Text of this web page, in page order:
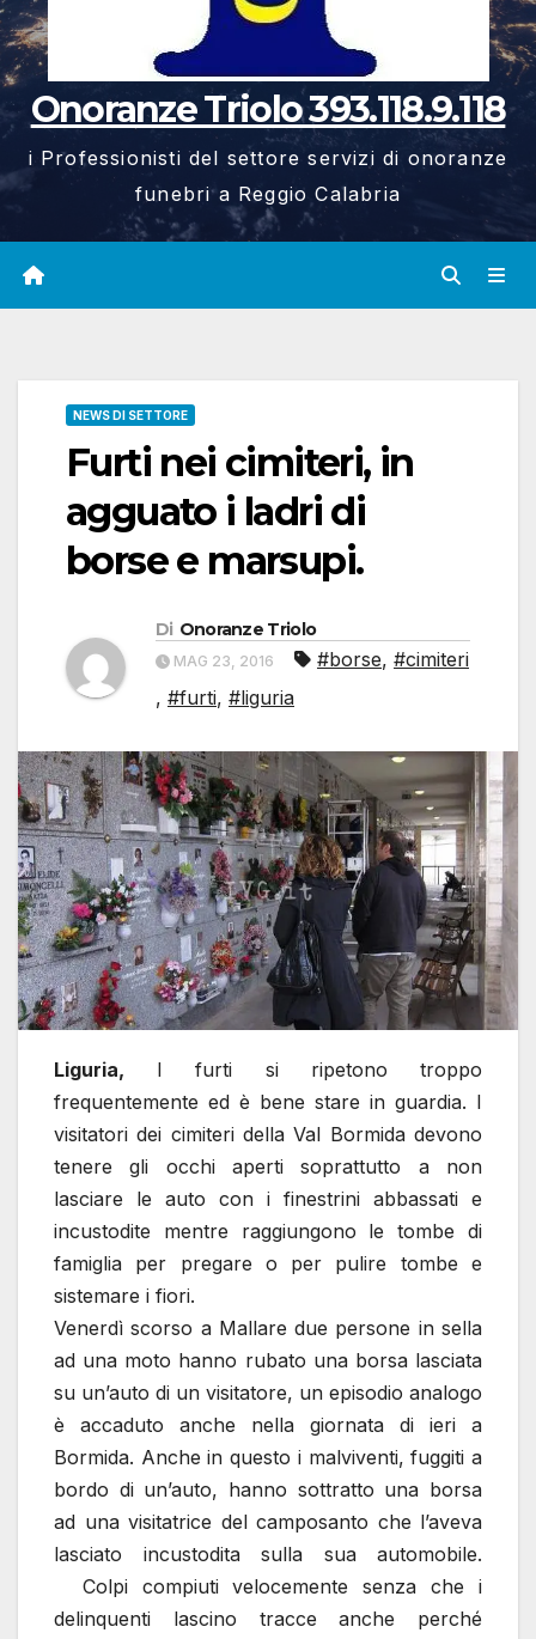
Onoranze Triolo 393.118.9.118
i Professionisti del settore servizi di onoranze
funebri a Reggio Calabria
NEWS DI SETTORE
Furti nei cimiteri, in
agguato i ladri di
borse e marsupi.
Di Onoranze Triolo
MAG 23, 2016 #borse, #cimiteri
, #furti, #liguria
Liguria, I furti si ripetono troppo
frequentemente ed è bene stare in guardia. I
visitatori dei cimiteri della Val Bormida devono
tenere gli occhi aperti soprattutto a non
lasciare le auto con i finestrini abbassati e
incustodite mentre raggiungono le tombe di
famiglia per pregare o per pulire tombe e
sistemare i fiori.
Venerdì scorso a Mallare due persone in sella
ad una moto hanno rubato una borsa lasciata
su un’auto di un visitatore, un episodio analogo
è accaduto anche nella giornata di ieri a
Bormida. Anche in questo i malviventi, fuggiti a
bordo di un’auto, hanno sottratto una borsa
ad una visitatrice del camposanto che l’aveva
lasciato incustodita sulla sua automobile.
Colpi compiuti velocemente senza che i
delinquenti lascino tracce anche perché